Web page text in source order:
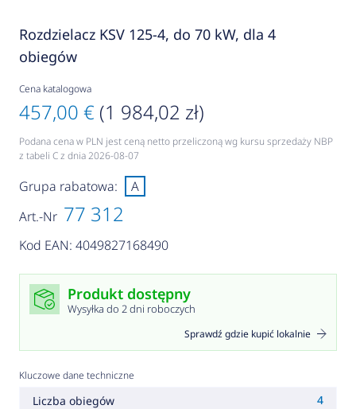
Rozdzielacz KSV 125-4, do 70 kW, dla 4
obiegów
Cena katalogowa
457,00 € (1 984,02 zł)
Podana cena w PLN jest ceną netto przeliczoną wg kursu sprzedaży NBP
z tabeli C z dnia 2026-08-07
Art.-Nr 77 312
Kod EAN: 4049827168490
Grupa rabatowa: A
Produkt dostępny
Wysyłka do 2 dni roboczych
Sprawdź gdzie kupić lokalnie
Kluczowe dane techniczne
Liczba obiegów
4